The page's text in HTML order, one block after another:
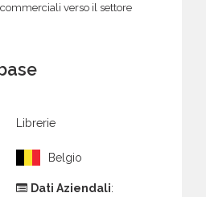
verso il settore
Librerie
Belgio
Dati Aziendali: